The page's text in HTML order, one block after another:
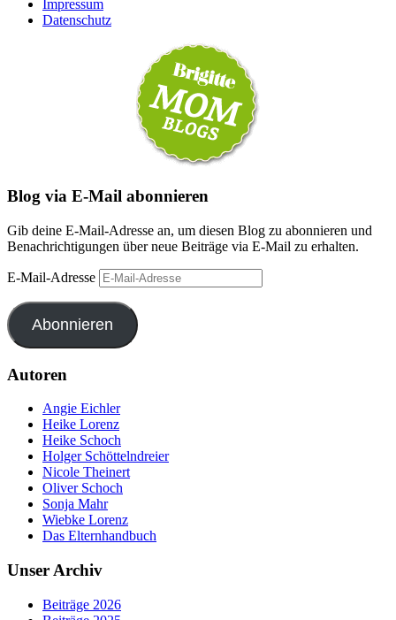
Impressum
Datenschutz
Blog via E-Mail abonnieren
Gib deine E-Mail-Adresse an, um diesen Blog zu abonnieren und
Benachrichtigungen über neue Beiträge via E-Mail zu erhalten.
E-Mail-Adresse
Abonnieren
Autoren
Angie Eichler
Heike Lorenz
Heike Schoch
Holger Schöttelndreier
Nicole Theinert
Oliver Schoch
Sonja Mahr
Wiebke Lorenz
Das Elternhandbuch
Unser Archiv
Beiträge 2026